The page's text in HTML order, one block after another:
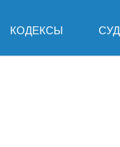
КОДЕКСЫ